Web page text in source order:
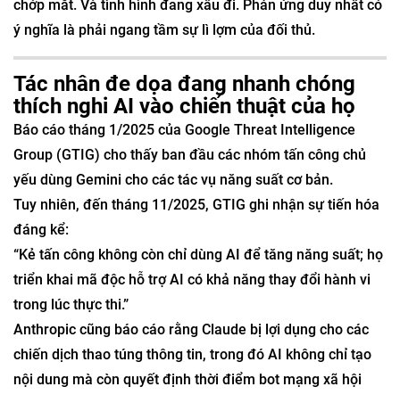
chớp mắt. Và tình hình đang xấu đi. Phản ứng duy nhất có
ý nghĩa là phải ngang tầm sự lì lợm của đối thủ.
Tác nhân đe dọa đang nhanh chóng
thích nghi AI vào chiến thuật của họ
Báo cáo tháng 1/2025 của Google Threat Intelligence
Group (GTIG) cho thấy ban đầu các nhóm tấn công chủ
yếu dùng Gemini cho các tác vụ năng suất cơ bản.
Tuy nhiên, đến tháng 11/2025, GTIG ghi nhận sự tiến hóa
đáng kể:
“Kẻ tấn công không còn chỉ dùng AI để tăng năng suất; họ
triển khai mã độc hỗ trợ AI có khả năng thay đổi hành vi
trong lúc thực thi.”
Anthropic cũng báo cáo rằng Claude bị lợi dụng cho các
chiến dịch thao túng thông tin, trong đó AI không chỉ tạo
nội dung mà còn quyết định thời điểm bot mạng xã hội